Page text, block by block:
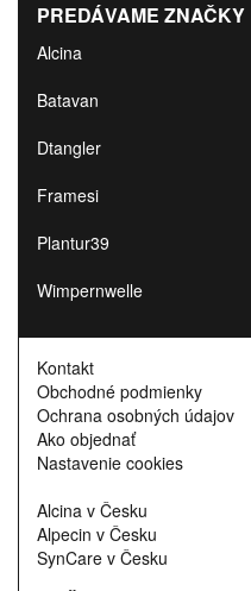
PREDÁVAME ZNAČKY
Alcina
Batavan
Dtangler
Framesi
Plantur39
Wimpernwelle
Kontakt
Obchodné podmienky
Ochrana osobných údajov
Ako objednať
Nastavenie cookies
Alcina v Česku
Alpecin v Česku
SynCare v Česku